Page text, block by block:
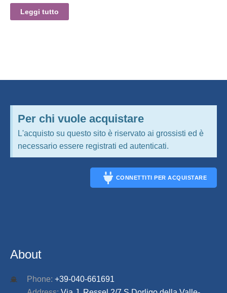
Leggi tutto
Per chi vuole acquistare
L'acquisto su questo sito è riservato ai grossisti ed è
necessario essere registrati ed autenticati.
CONNETTITI PER ACQUISTARE
About
Phone: +39-040-661691